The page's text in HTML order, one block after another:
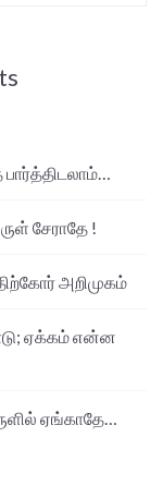
சேராதே !
அறிமுகம்
ஏக்கம் என்ன
ஏங்காதே…